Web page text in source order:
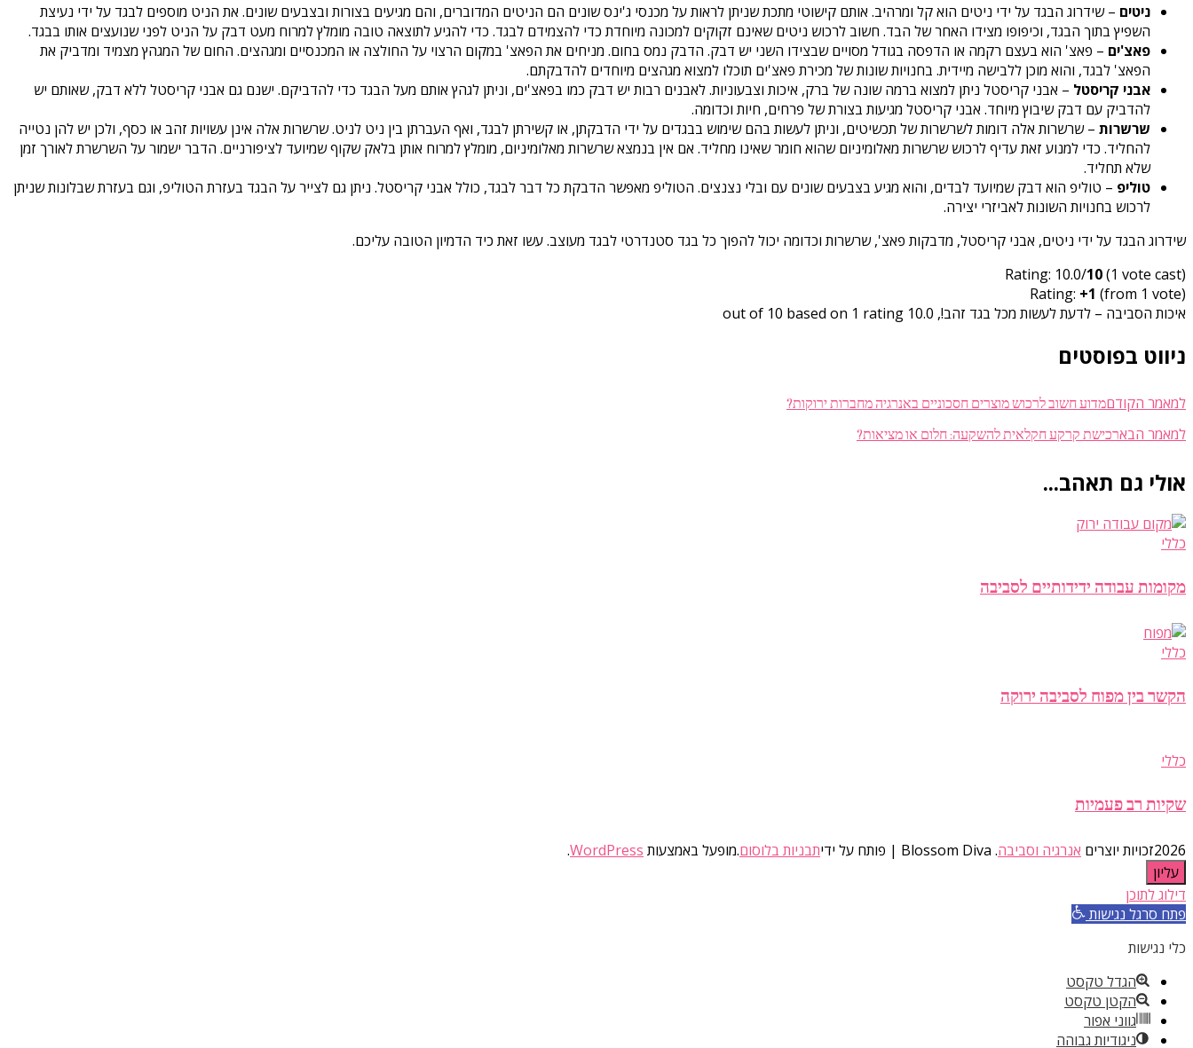
ניטים – שידרוג הבגד על ידי ניטים הוא קל ומרהיב. אותם קישוטי מתכת שניתן לראות על מכנסי ג'ינס שונים הם הניטים המדוברים, והם מגיעים בצורות ובצבעים שונים. את הניט מוספים לבגד על ידי נעיצת
השפיץ בתוך הבגד, וכיפופו מצידו האחר של הבד. חשוב לרכוש ניטים שאינם זקוקים למכונה מיוחדת כדי להצמידם לבגד. כדי להגיע לתוצאה טובה מומלץ למרוח מעט דבק על הניט לפני שנועצים אותו בבגד.
פאצ'ים – פאצ' הוא בעצם רקמה או הדפסה בגודל מסויים שבצידו השני יש דבק. הדבק נמס בחום. מניחים את הפאצ' במקום הרצוי על החולצה או המכנסיים ומגהצים. החום של המגהץ מצמיד ומדביק את
הפאצ' לבגד, והוא מוכן ללבישה מיידית. בחנויות שונות של מכירת פאצ'ים תוכלו למצוא מגהצים מיוחדים להדבקתם.
אבני קריסטל – אבני קריסטל ניתן למצוא ברמה שונה של ברק, איכות וצבעוניות. לאבנים רבות יש דבק כמו בפאצ'ים, וניתן לגהץ אותם מעל הבגד כדי להדביקם. ישנם גם אבני קריסטל ללא דבק, שאותם יש
להדביק עם דבק שיבוץ מיוחד. אבני קריסטל מגיעות בצורת של פרחים, חיות וכדומה.
שרשרות – שרשרות אלה דומות לשרשרות של תכשיטים, וניתן לעשות בהם שימוש בבגדים על ידי הדבקתן, או קשירתן לבגד, ואף העברתן בין ניט לניט. שרשרות אלה אינן עשויות זהב או כסף, ולכן יש להן נטייה
להחליד. כדי למנוע זאת עדיף לרכוש שרשרות מאלומיניום שהוא חומר שאינו מחליד. אם אין בנמצא שרשרות מאלומיניום, מומלץ למרוח אותן בלאק שקוף שמיועד לציפורניים. הדבר ישמור על השרשרת לאורך זמן
שלא תחליד.
טוליפ – טוליפ הוא דבק שמיועד לבדים, והוא מגיע בצבעים שונים עם ובלי נצנצים. הטוליפ מאפשר הדבקת כל דבר לבגד, כולל אבני קריסטל. ניתן גם לצייר על הבגד בעזרת הטוליפ, וגם בעזרת שבלונות שניתן
לרכוש בחנויות השונות לאביזרי יצירה.
שידרוג הבגד על ידי ניטים, אבני קריסטל, מדבקות פאצ', שרשרות וכדומה יכול להפוך כל בגד סטנדרטי לבגד מעוצב. עשו זאת כיד הדמיון הטובה עליכם.
Rating: 10.0/10(1 vote cast)
Rating: +1 (from 1 vote)
איכות הסביבה – לדעת לעשות מכל בגד זהב!,
10.0
10 based on 1 rating
ניווט בפוסטים
למאמר הקודםמדוע חשוב לרכוש מוצרים חסכוניים באנרגיה מחברות ירוקות?
למאמר הבארכישת קרקע חקלאית להשקעה: חלום או מציאות?
אולי גם תאהב...
כללי
מקומות עבודה ידידותיים לסביבה
כללי
הקשר בין מפוח לסביבה ירוקה
כללי
שקיות רב פעמיות
2026זכויות יוצרים אנרגיה וסביבה. Blossom Diva | פותח על ידי תבניות בלוסום.מופעל באמצעות WordPress
.
עליון
דילוג לתוכן
פתח סרגל נגישות
כלי נגישות
הגדל טקסט
הקטן טקסט
גווני אפור
ניגודיות גבוהה